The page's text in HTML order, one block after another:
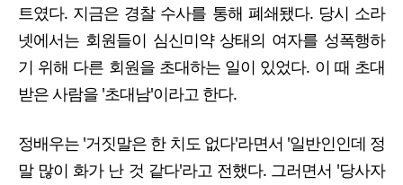
트였다. 지금은 경찰 수사를 통해 폐쇄됐다. 당시 소라
넷에서는 회원들이 심신미약 상태의 여자를 성폭행하
기 위해 다른 회원을 초대하는 일이 있었다. 이 때 초대
받은 사람을 '초대남'이라고 한다.
정배우는 '거짓말은 한 치도 없다'라면서 '일반인인데 정
말 많이 화가 난 것 같다'라고 전했다. 그러면서 '당사자